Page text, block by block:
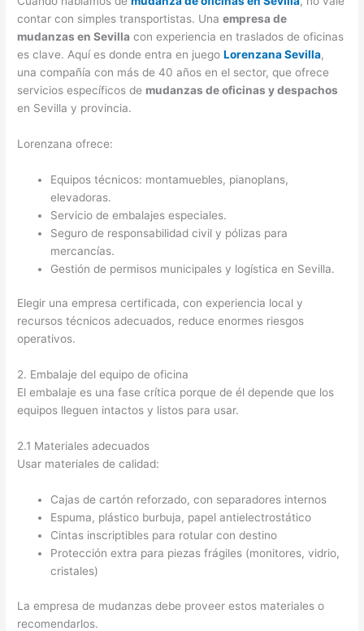
contar con simples transportistas. Unaempresa de
mudanzas en Sevilla con experiencia en traslados de oficinas
es clave. Aquí es donde entra en juegoLorenzana Sevilla,
una compañía con más de 40 años en el sector, que ofrece
servicios específicos de mudanzas de oficinas y despachos
en Sevilla y provincia.
Lorenzana ofrece:
Equipos técnicos: montamuebles, pianoplans,
elevadoras.
Servicio de embalajes especiales.
Seguro de responsabilidad civil y pólizas para
mercancías.
Gestión de permisos municipales y logística en Sevilla.
Elegir una empresa certificada, con experiencia local y
recursos técnicos adecuados, reduce enormes riesgos
operativos.
2. Embalaje del equipo de oficina
El embalaje es una fase crítica porque de él depende que los
equipos lleguen intactos y listos para usar.
2.1 Materiales adecuados
Usar materiales de calidad:
Cajas de cartón reforzado, con separadores internos
Espuma, plástico burbuja, papel antielectrostático
Cintas inscriptibles para rotular con destino
Protección extra para piezas frágiles (monitores, vidrio,
cristales)
La empresa de mudanzas debe proveer estos materiales o
recomendarlos.